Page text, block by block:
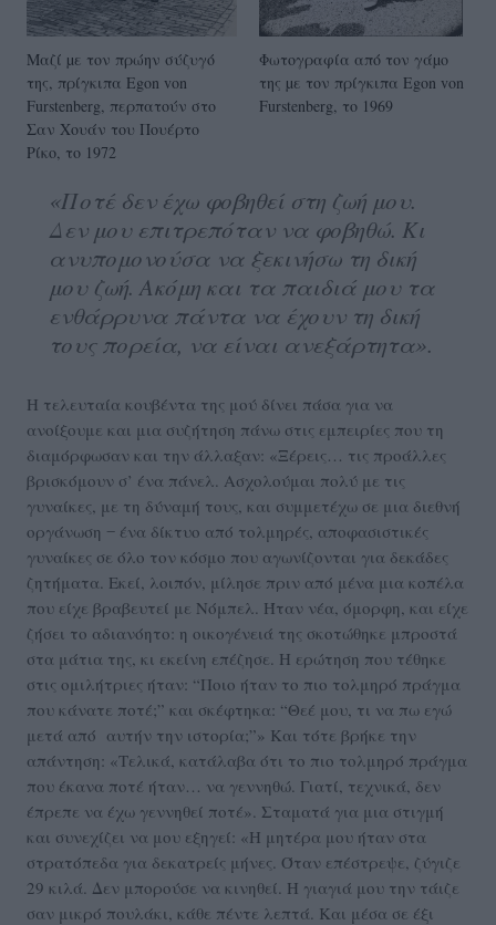
Μαζί µε τον πρώην σύζυγό
της, πρίγκιπα Egon von
Furstenberg, περπατούν στο
Σαν Χουάν του Πουέρτο
Ρίκο, το 1972
Φωτογραφία από τον γάµο
της µε τον πρίγκιπα Egon von
Furstenberg, το 1969
«Ποτέ δεν έχω φοβηθεί στη ζωή μου.
Δεν μου επιτρεπόταν να φοβηθώ. Κι
ανυπομονούσα να ξεκινήσω τη δική
μου ζωή. Ακόμη και τα παιδιά μου τα
ενθάρρυνα πάντα να έχουν τη δική
τους πορεία, να είναι ανεξάρτητα».
Η τελευταία κουβέντα της μού δίνει πάσα για να
ανοίξουμε και μια συζήτηση πάνω στις εμπειρίες που τη
διαμόρφωσαν και την άλλαξαν: «Ξέρεις… τις προάλλες
βρισκόμουν σ’ ένα πάνελ. Ασχολούμαι πολύ με τις
γυναίκες, με τη δύναμή τους, και συμμετέχω σε μια διεθνή
οργάνωση ‒ ένα δίκτυο από τολμηρές, αποφασιστικές
γυναίκες σε όλο τον κόσμο που αγωνίζονται για δεκάδες
ζητήματα. Εκεί, λοιπόν, μίλησε πριν από μένα μια κοπέλα
που είχε βραβευτεί με Νόμπελ. Ήταν νέα, όμορφη, και είχε
ζήσει το αδιανόητο: η οικογένειά της σκοτώθηκε μπροστά
στα μάτια της, κι εκείνη επέζησε. Η ερώτηση που τέθηκε
στις ομιλήτριες ήταν: “Ποιο ήταν το πιο τολμηρό πράγμα
που κάνατε ποτέ;” και σκέφτηκα: “Θεέ μου, τι να πω εγώ
μετά από αυτήν την ιστορία;”» Και τότε βρήκε την
απάντηση: «Τελικά, κατάλαβα ότι το πιο τολμηρό πράγμα
που έκανα ποτέ ήταν… να γεννηθώ. Γιατί, τεχνικά, δεν
έπρεπε να έχω γεννηθεί ποτέ». Σταματά για μια στιγμή
και συνεχίζει να μου εξηγεί: «Η μητέρα μου ήταν στα
στρατόπεδα για δεκατρείς μήνες. Όταν επέστρεψε, ζύγιζε
29 κιλά. Δεν μπορούσε να κινηθεί. Η γιαγιά μου την τάιζε
σαν μικρό πουλάκι, κάθε πέντε λεπτά. Και μέσα σε έξι